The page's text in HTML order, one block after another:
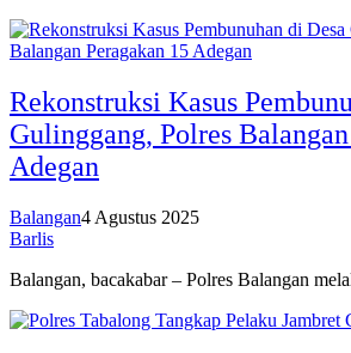
Rekonstruksi Kasus
Gulinggang, Polres
Adegan
Balangan4 Agustus 2025
Barlis
Balangan, bacakabar – Polres Balangan